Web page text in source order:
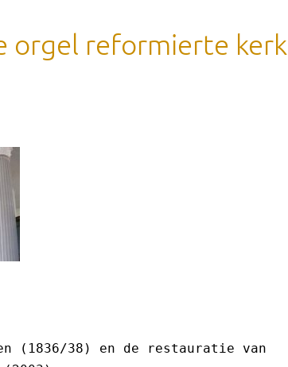
orgel reformierte kerk
(1836/38) en de restauratie van